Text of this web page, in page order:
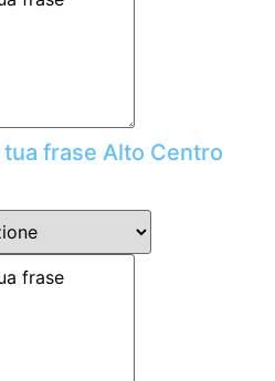
frase Alto Centro